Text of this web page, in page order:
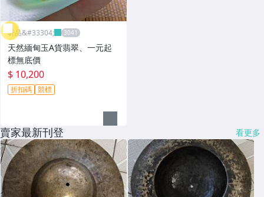
昕品&#33304;
天然緬甸玉A貨翡翠、一元起
標無底價
$ 10,200
折扣碼 競標
賣家最新刊登 看更多